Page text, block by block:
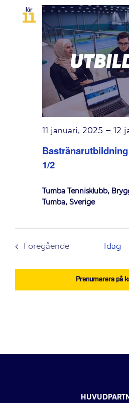
lör
11
1/2
11 januari, 2025 – 12
Tumba Tennisklubb,
Tumba, Sverige
Föregående
Idag
Prenumerera på